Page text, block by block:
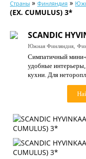
Календарь туров
Цены дня
Страны
Как купить
Контакты
Страны » Финляндия »
(EX. CUMULUS) 3*
SCANDIC
Южная Финляндия,
Симпатичный мини-
удобные
кухни. Для